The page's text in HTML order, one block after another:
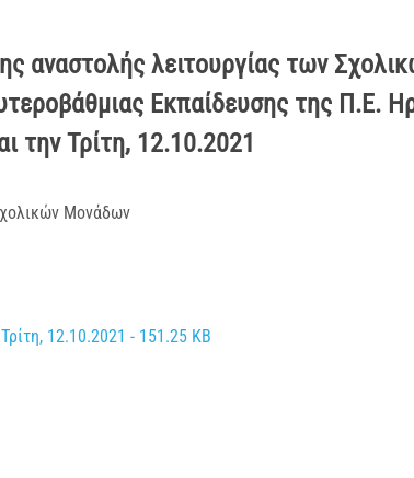
αναστολής λειτουργίας των
Εκπαίδευσης της Π.Ε.
την Τρίτη, 12.10.2021
Μονάδων
12.10.2021 - 151.25 KB